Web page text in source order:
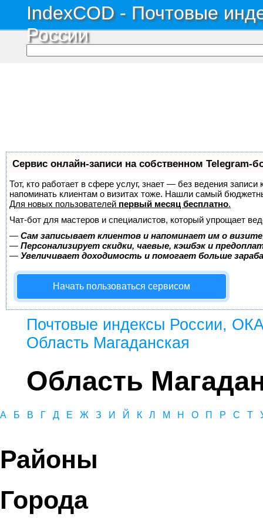
IndexCOD - Почтовые
России
Сервис онлайн-записи на собственном Telegram-
Тот, кто работает в сфере услуг, знает — без ведения
напоминать клиентам о визитах тоже. Нашли самый
Для новых пользователей первый месяц бесплатно.
Чат-бот для мастеров и специалистов, который упрощает
— Сам записывает клиентов и напоминает им о
— Персонализирует скидки, чаевые, кэшбэк и
— Увеличивает доходимость и помогает больше
Начать пользоваться сервисом
Почтовые индексы России,
Область Магаданская
Область
А Б В Г Д Е Ж З И Й К Л М Н О П Р С Т
Районы
Города